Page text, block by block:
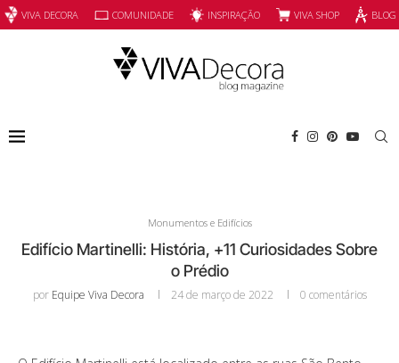
VIVA DECORA COMUNIDADE INSPIRAÇÃO VIVA SHOP
Monumentos e Edifícios
Edifício Martinelli: História, +11 Curiosidades Sobre
o Prédio
por Equipe Viva Decora 24 de março de 2022 0 comentários